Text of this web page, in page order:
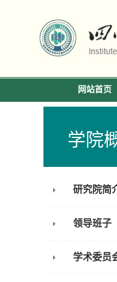
网站首页
学院
研究院简
领导班子
学术委员